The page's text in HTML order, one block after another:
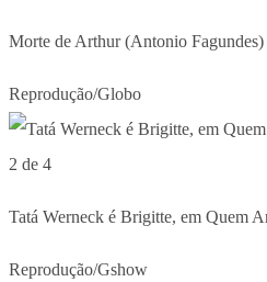
Morte de Arthur (Antonio
Reprodução/Globo
2 de 4
Tatá Werneck é Brigitte, em Quem
Reprodução/Gshow